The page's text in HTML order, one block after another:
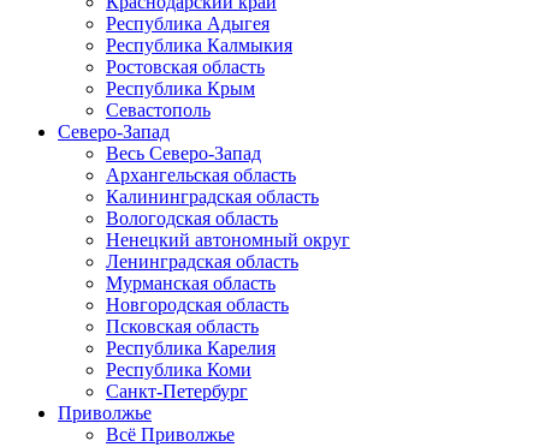
Республика Адыгея
Республика Калмыкия
Ростовская область
Республика Крым
Севастополь
Северо-Запад
Весь Северо-Запад
Архангельская область
Калининградская область
Вологодская область
Ненецкий автономный округ
Ленинградская область
Мурманская область
Новгородская область
Псковская область
Республика Карелия
Республика Коми
Санкт-Петербург
Приволжье
Всё Приволжье